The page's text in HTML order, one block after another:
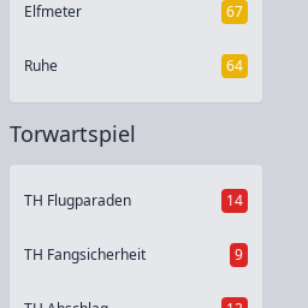
Elfmeter 67
Ruhe 64
Torwartspiel
TH Flugparaden 14
TH Fangsicherheit 9